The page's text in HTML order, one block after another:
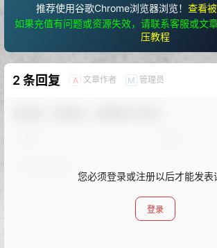
推荐使用谷歌Chrome浏览器浏览！ 查看
如果充值有问题或资源失效，请联系客服或文章
压教程
2 条回复 A 文章作者 M 管理员
您必须登录或注册以后才能发表
登录